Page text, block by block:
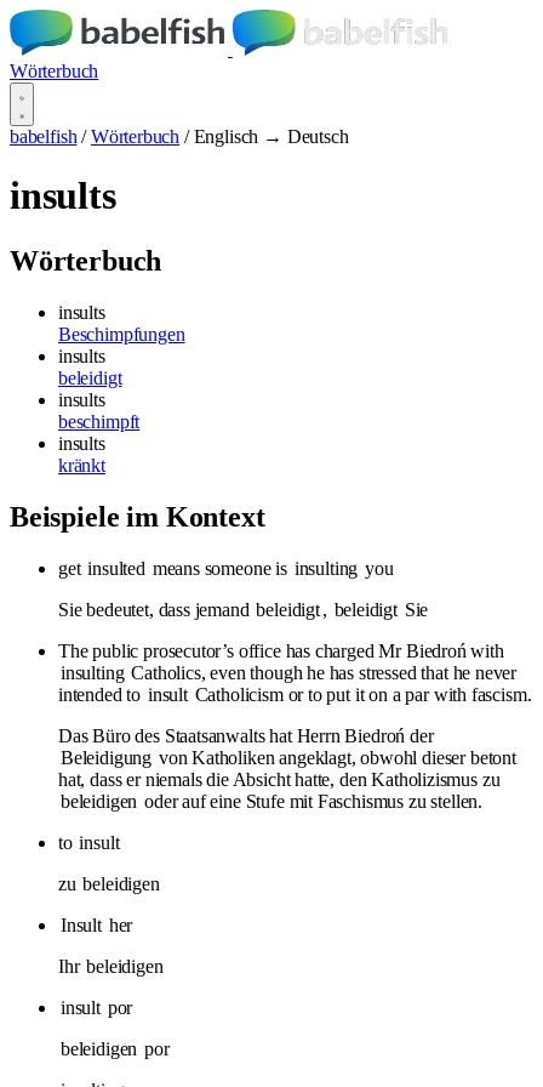
Wörterbuch
babelfish / Wörterbuch / Englisch → Deutsch
insults
Wörterbuch
insults
Beschimpfungen
insults
beleidigt
insults
beschimpft
insults
kränkt
Beispiele im Kontext
get insulted means someone is insulting you
Sie bedeutet, dass jemand beleidigt, beleidigt Sie
The public prosecutor’s office has charged Mr Biedroń with
insulting Catholics, even though he has stressed that he never
intended to insult Catholicism or to put it on a par with fascism.
Das Büro des Staatsanwalts hat Herrn Biedroń der
Beleidigung von Katholiken angeklagt, obwohl dieser betont
hat, dass er niemals die Absicht hatte, den Katholizismus zu
beleidigen oder auf eine Stufe mit Faschismus zu stellen.
to insult
zu beleidigen
Insult her
Ihr beleidigen
insult por
beleidigen por